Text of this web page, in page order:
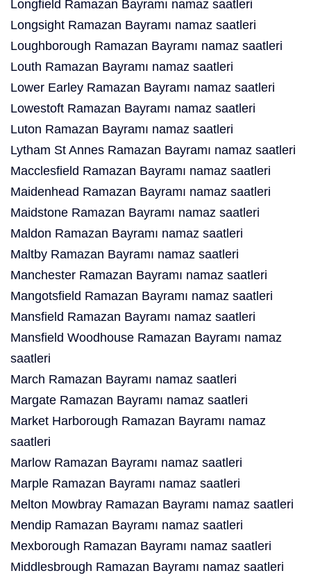
Longfield Ramazan Bayramı namaz saatleri
Longsight Ramazan Bayramı namaz saatleri
Loughborough Ramazan Bayramı namaz saatleri
Louth Ramazan Bayramı namaz saatleri
Lower Earley Ramazan Bayramı namaz saatleri
Lowestoft Ramazan Bayramı namaz saatleri
Luton Ramazan Bayramı namaz saatleri
Lytham St Annes Ramazan Bayramı namaz saatleri
Macclesfield Ramazan Bayramı namaz saatleri
Maidenhead Ramazan Bayramı namaz saatleri
Maidstone Ramazan Bayramı namaz saatleri
Maldon Ramazan Bayramı namaz saatleri
Maltby Ramazan Bayramı namaz saatleri
Manchester Ramazan Bayramı namaz saatleri
Mangotsfield Ramazan Bayramı namaz saatleri
Mansfield Ramazan Bayramı namaz saatleri
Mansfield Woodhouse Ramazan Bayramı namaz
saatleri
March Ramazan Bayramı namaz saatleri
Margate Ramazan Bayramı namaz saatleri
Market Harborough Ramazan Bayramı namaz
saatleri
Marlow Ramazan Bayramı namaz saatleri
Marple Ramazan Bayramı namaz saatleri
Melton Mowbray Ramazan Bayramı namaz saatleri
Mendip Ramazan Bayramı namaz saatleri
Mexborough Ramazan Bayramı namaz saatleri
Middlesbrough Ramazan Bayramı namaz saatleri